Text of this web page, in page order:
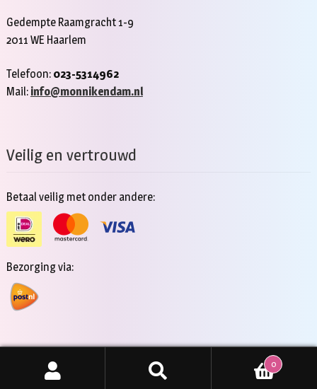
Gedempte Raamgracht 1-9
2011 WE Haarlem
Telefoon: 023-5314962
Mail: info@monnikendam.nl
Veilig en vertrouwd
Betaal veilig met onder andere:
Bezorging via:
Copyright 2026 - Jan Monnikendam
ZOEKEN
0